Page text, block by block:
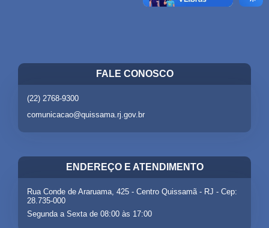
FALE CONOSCO
(22) 2768-9300
comunicacao@quissama.rj.gov.br
ENDEREÇO E ATENDIMENTO
Rua Conde de Araruama, 425 - Centro Quissamã - RJ - Cep:
28.735-000
Segunda a Sexta de 08:00 às 17:00